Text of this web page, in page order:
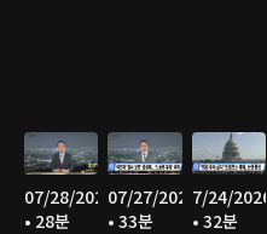
07/28/2026
• 28분
07/27/2026
• 33분
7/24/2026
• 32분